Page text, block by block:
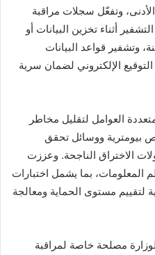
وتفعّل سجلات مراقبة
أثناء تخزين البيانات أو
وتشفير قواعد البيانات
الإلكتروني لضمان سرية
العوامل لتقليل مخاطر
بيومترية ووسائل تحقق
الاختراق الناجحة. وعززت
المعلومات، بما يشمل اختبارات
لتقييم مستوى الحماية ومعالجة
مصلحة خاصة لمراقبة